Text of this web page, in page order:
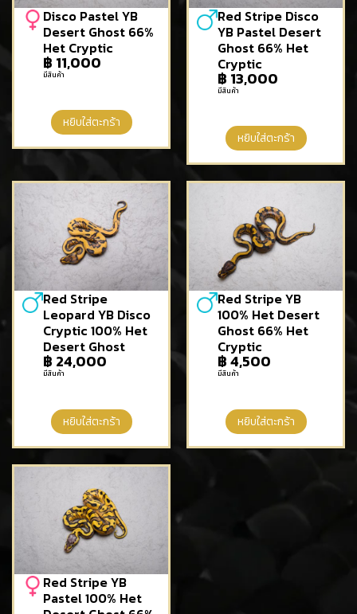
Disco Pastel YB
Desert Ghost 66%
Het Cryptic
฿ 11,000
มีสินค้า
หยิบใส่ตะกร้า
Red Stripe Disco
YB Pastel Desert
Ghost 66% Het
Cryptic
฿ 13,000
มีสินค้า
หยิบใส่ตะกร้า
Red Stripe
Leopard YB Disco
Cryptic 100% Het
Desert Ghost
฿ 24,000
มีสินค้า
หยิบใส่ตะกร้า
Red Stripe YB
100% Het Desert
Ghost 66% Het
Cryptic
฿4,500
มีสินค้า
หยิบใส่ตะกร้า
Red Stripe YB
Pastel 100% Het